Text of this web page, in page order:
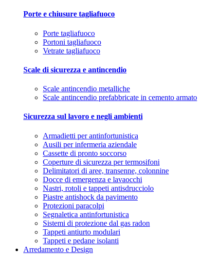
Porte e chiusure tagliafuoco
Porte tagliafuoco
Portoni tagliafuoco
Vetrate tagliafuoco
Scale di sicurezza e antincendio
Scale antincendio metalliche
Scale antincendio prefabbricate in cemento armato
Sicurezza sul lavoro e negli ambienti
Armadietti per antinfortunistica
Ausili per infermeria aziendale
Cassette di pronto soccorso
Coperture di sicurezza per termosifoni
Delimitatori di aree, transenne, colonnine
Docce di emergenza e lavaocchi
Nastri, rotoli e tappeti antisdrucciolo
Piastre antishock da pavimento
Protezioni paracolpi
Segnaletica antinfortunistica
Sistemi di protezione dal gas radon
Tappeti antiurto modulari
Tappeti e pedane isolanti
Arredamento e Design